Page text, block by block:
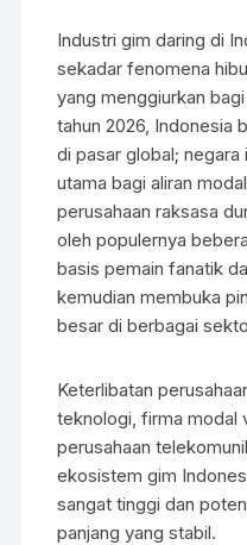
Industri gim daring di
sekadar fenomena
yang menggiurkan
tahun 2026, Indonesia
di pasar global;
utama bagi aliran
perusahaan raksasa
oleh populernya
basis pemain fanatik
kemudian membuka
besar di berbagai
Keterlibatan
teknologi, firma modal
perusahaan
ekosistem gim
sangat tinggi dan
panjang yang stabil.